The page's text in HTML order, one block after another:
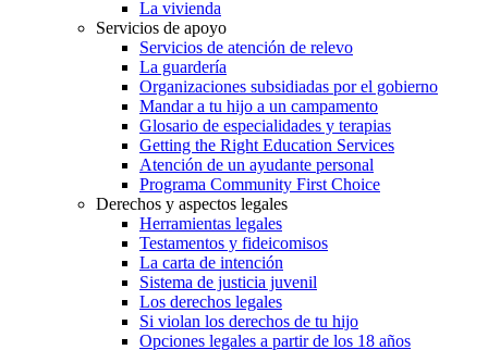
La vivienda
Servicios de apoyo
Servicios de atención de relevo
La guardería
Organizaciones subsidiadas por el gobierno
Mandar a tu hijo a un campamento
Glosario de especialidades y terapias
Getting the Right Education Services
Atención de un ayudante personal
Programa Community First Choice
Derechos y aspectos legales
Herramientas legales
Testamentos y fideicomisos
La carta de intención
Sistema de justicia juvenil
Los derechos legales
Si violan los derechos de tu hijo
Opciones legales a partir de los 18 años